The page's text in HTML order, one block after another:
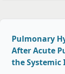
Pulmonary
After Acute
the Systemic